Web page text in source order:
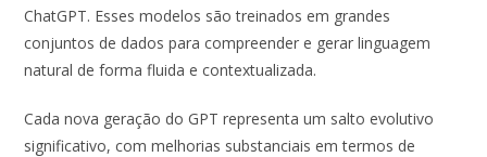
ChatGPT. Esses modelos são treinados em grandes
conjuntos de dados para compreender e gerar linguagem
natural de forma fluida e contextualizada.
Cada nova geração do GPT representa um salto evolutivo
significativo, com melhorias substanciais em termos de